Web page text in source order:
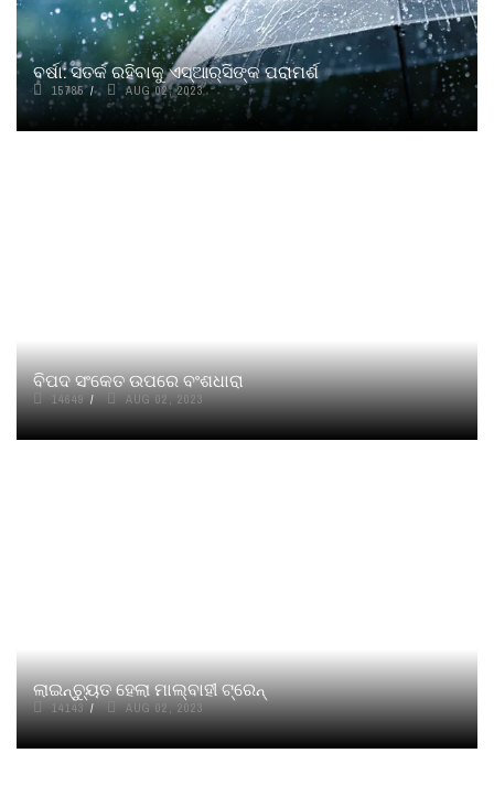
ବର୍ଷା: ସତର୍କ ରହିବାକୁ ଏସ୍‌‌ଆର୍‌‌ସିଙ୍କ ପରାମର୍ଶ
15785 AUG 02, 2023
ବିପଦ ସଂକେତ ଉପରେ ବଂଶଧାରା
14649 AUG 02, 2023
ଲାଇନ୍‌ଚ୍ୟୁତ ହେଲା ମାଲ୍‌ବାହୀ ଟ୍ରେନ୍
14143 AUG 02, 2023